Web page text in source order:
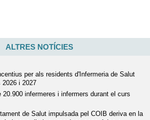
ALTRES NOTÍCIES
per als residents d'Infermeria de Salut
2026 i 2027
20.900 infermeres i infermers durant el curs
de Salut impulsada pel COIB deriva en la